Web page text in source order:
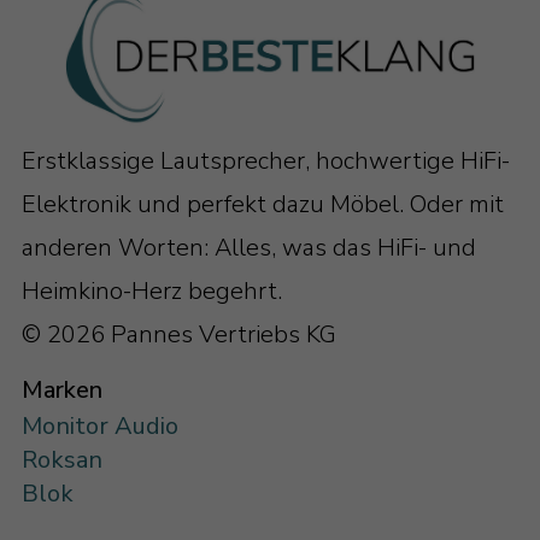
maximale Belastbarkeit, gepaart mit
abartigen Pegeln. Da im Bassbereich die
meiste Luft bewegt werden muss, damit
nur eine Monitor Audio-Technologie in
Materialien, die zusammen eine
ultraharte und doch leichte Membran
ergeben. Auf der Oberseite schimmert in
Erstklassige Lautsprecher, hochwertige HiFi-
Elektronik und perfekt dazu Möbel. Oder mit
anderen Worten: Alles, was das HiFi- und
Heimkino-Herz begehrt.
© 2026 Pannes Vertriebs KG
Marken
Monitor Audio
Roksan
Blok